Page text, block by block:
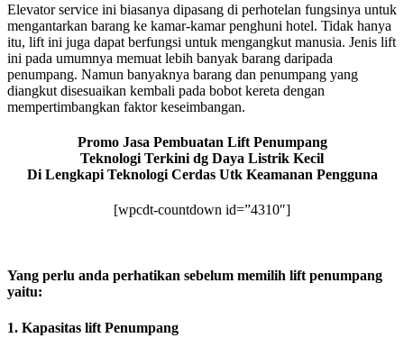
Elevator service ini biasanya dipasang di perhotelan fungsinya untuk
mengantarkan barang ke kamar-kamar penghuni hotel. Tidak hanya
itu, lift ini juga dapat berfungsi untuk mengangkut manusia. Jenis lift
ini pada umumnya memuat lebih banyak barang daripada
penumpang. Namun banyaknya barang dan penumpang yang
diangkut disesuaikan kembali pada bobot kereta dengan
mempertimbangkan faktor keseimbangan.
Promo Jasa Pembuatan Lift Penumpang
Teknologi Terkini dg Daya Listrik Kecil
Di Lengkapi Teknologi Cerdas Utk Keamanan Pengguna
[wpcdt-countdown id=”4310″]
Yang perlu anda perhatikan sebelum memilih lift penumpang
yaitu:
1. Kapasitas lift Penumpang